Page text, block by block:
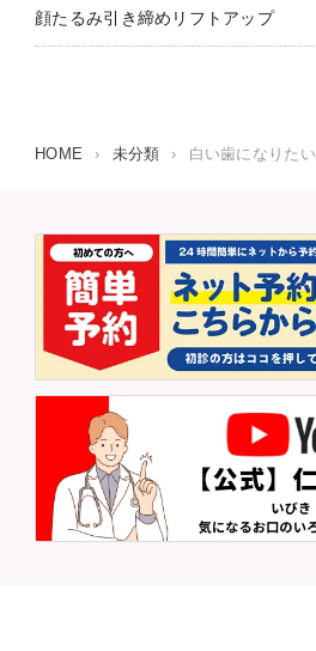
顔たるみ引き締めリフトアップ
HOME › 未分類 › 白い歯になりたい